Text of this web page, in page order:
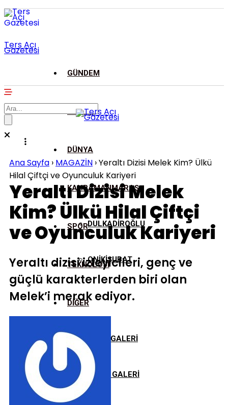
Ters Açı
Gazetesi
GÜNDEM
ASAYİŞ
DÜNYA
KAHRAMANMARAŞ
DULKADİROĞLU
ONİKİŞUBAT
SPOR
TEKNOLOJİ
DİĞER
FOTO GALERİ
VİDEO GALERİ
Ana Sayfa › MAGAZİN ›Yeraltı Dizisi Melek Kim? Ülkü
Hilal Çiftçi ve Oyunculuk Kariyeri
Yeraltı Dizisi Melek
Kim? Ülkü Hilal Çiftçi
ve Oyunculuk Kariyeri
Yeraltı dizisi izleyicileri, genç ve
güçlü karakterlerden biri olan
Melek’i merak ediyor.